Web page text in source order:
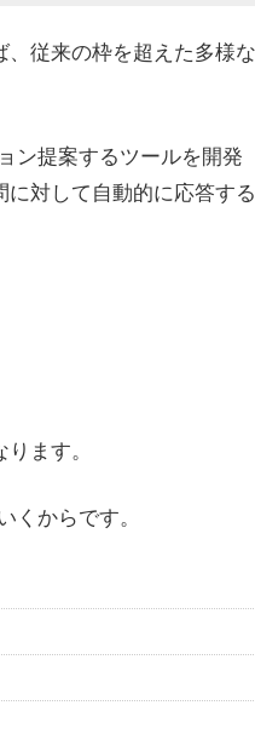
従来の枠を超えた多様な
ン提案するツールを開発
に対して自動的に応答する
ます。
からです。